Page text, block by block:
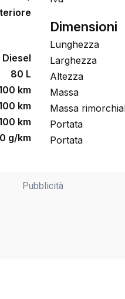
Diesel
80 L
km
km
km
g/km
Dimensioni
Lunghezza
Larghezza
Altezza
Massa
Massa
Portata
Portata
Pubblicità